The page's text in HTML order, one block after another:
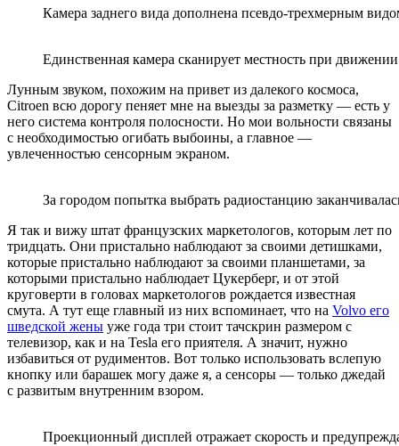
Камера заднего вида дополнена псевдо-трехмерным
Единственная камера сканирует местность при
Лунным звуком, похожим на привет из далекого космоса,
Citroen всю дорогу пеняет мне на выезды за разметку — есть у
него система контроля полосности. Но мои вольности связаны
с необходимостью огибать выбоины, а главное —
увлеченностью сенсорным экраном.
За городом попытка выбрать радиостанцию
Я так и вижу штат французских маркетологов, которым лет по
тридцать. Они пристально наблюдают за своими детишками,
которые пристально наблюдают за своими планшетами, за
которыми пристально наблюдает Цукерберг, и от этой
круговерти в головах маркетологов рождается известная
смута. А тут еще главный из них вспоминает, что на Volvo его
шведской жены уже года три стоит тачскрин размером с
телевизор, как и на Tesla его приятеля. А значит, нужно
избавиться от рудиментов. Вот только использовать вслепую
кнопку или барашек могу даже я, а сенсоры — только джедай
с развитым внутренним взором.
Проекционный дисплей отражает скорость и